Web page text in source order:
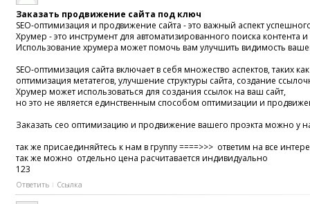
Заказать продвижение сайта под ключ
SEO-оптимизация и продвижение сайта - это важный аспект
Хрумер - это инструмент для автоматизированного поиска контента
Использование хрумера может помочь вам улучшить видимость
SEO-оптимизация сайта включает в себя множество аспектов, таких
оптимизация метатегов, улучшение структуры сайта, создание
Хрумер может использоваться для создания ссылок на ваш сайт,
но это не является единственным способом оптимизации и
Заказать сео оптимизацию и продвижение вашего проэкта можно у
так же присаединяйтесь к нам в группу ====>>> ответим на все
так же можно отдельно цена расчитавается индивидуально
123
Ответить Ссылка